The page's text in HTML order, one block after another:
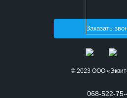
Заказать
© 2023 ООО
068-522-